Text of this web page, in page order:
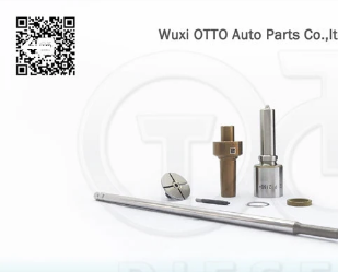
MAISON
AUTO
PARTS
CO.,
LTD.
Rights